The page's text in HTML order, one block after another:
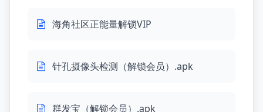
海角社区正能量解锁VIP
针孔摄像头检测（解锁会员）.apk
群发宝（解锁会员）.apk